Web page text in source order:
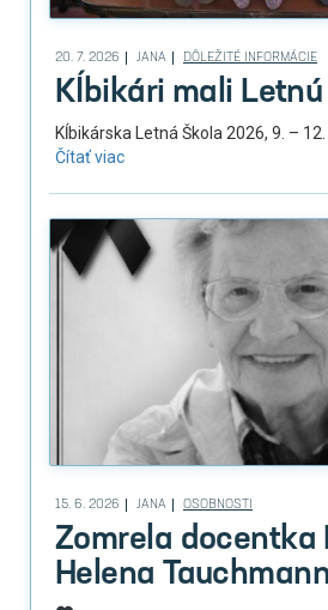
20. 7. 2026 JANA DÔLEŽITÉ INFORMÁCIE
Kĺbikári mali Letnú
Kĺbikárska Letná Škola 2026, 9. –
Čítať viac
15. 6. 2026 JANA OSOBNOSTI
Zomrela docentka
Helena